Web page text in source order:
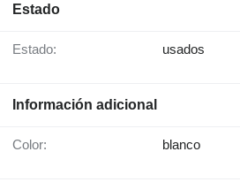
Estado
Estado: usados
Información adicional
Color: blanco